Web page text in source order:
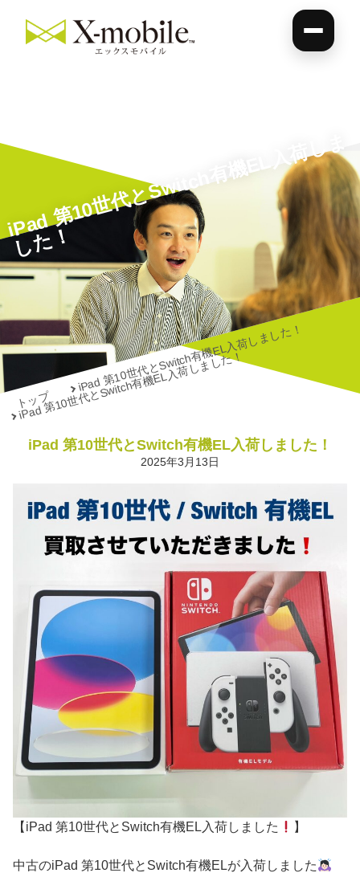
i
P
a
d
第
1
0
世
代
と
S
wi
t
c
h
有
機
E
L
入
荷
し
ま
し
た
！
トップ
iPad 第10世代とSwitch有機EL入荷しました！
iPad 第10世代とSwitch有機EL入荷しました！
iPad 第10世代とSwitch有機EL入荷しました！
2025年3月13日
【iPad 第10世代とSwitch有機EL入荷しました 】
中古のiPad 第10世代とSwitch有機ELが入荷しました